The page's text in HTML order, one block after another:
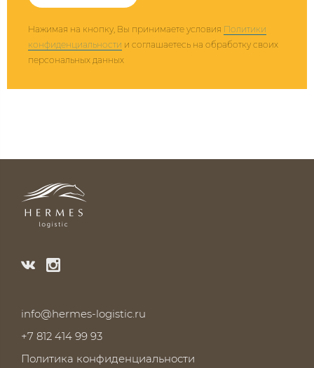
Нажимая на кнопку, Вы принимаете условия Политики
конфиденциальности и соглашаетесь на обработку своих
персональных данных
info@hermes-logistic.ru
+7 812 414 99 93
Политика конфиденциальности